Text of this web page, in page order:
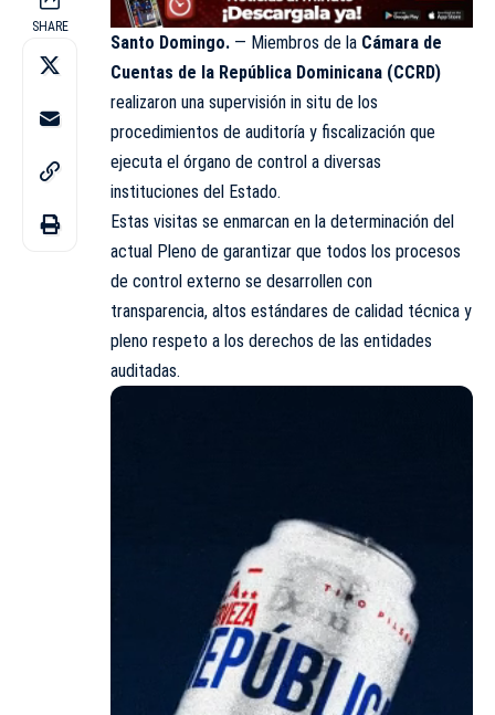
SHARE
Santo Domingo. — Miembros de la Cámara de
Cuentas de la República Dominicana (CCRD)
realizaron una supervisión in situ de los
procedimientos de auditoría y fiscalización que
ejecuta el órgano de control a diversas
instituciones del Estado.
Estas visitas se enmarcan en la determinación del
actual Pleno de garantizar que todos los procesos
de control externo se desarrollen con
transparencia, altos estándares de calidad técnica y
pleno respeto a los derechos de las entidades
auditadas.